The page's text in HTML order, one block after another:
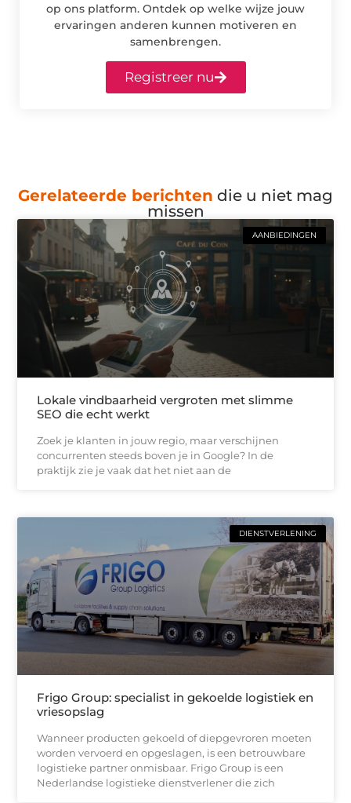
op ons platform. Ontdek op welke wijze jouw
ervaringen anderen kunnen motiveren en
samenbrengen.
Registreer nu
Gerelateerde berichten die u niet mag
missen
AANBIEDINGEN
Lokale vindbaarheid vergroten met slimme
SEO die echt werkt
Zoek je klanten in jouw regio, maar verschijnen
concurrenten steeds boven je in Google? In de
praktijk zie je vaak dat het niet aan de
DIENSTVERLENING
Frigo Group: specialist in gekoelde logistiek en
vriesopslag
Wanneer producten gekoeld of diepgevroren moeten
worden vervoerd en opgeslagen, is een betrouwbare
logistieke partner onmisbaar. Frigo Group is een
Nederlandse logistieke dienstverlener die zich